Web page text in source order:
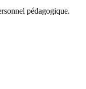
pédagogique.